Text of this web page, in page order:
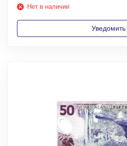
Нет в наличии
Уведомить